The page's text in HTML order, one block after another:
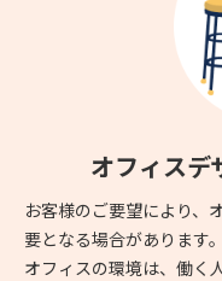
オフィスデ
お客様のご要望により、
要となる場合があります。
オフィスの環境は、働く